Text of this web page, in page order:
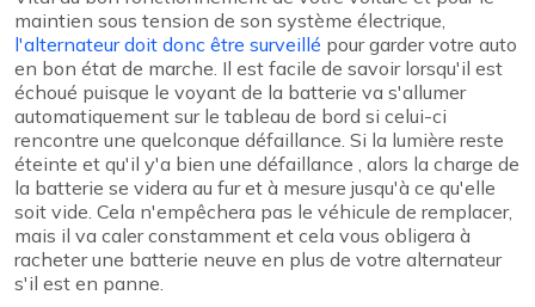
maintien sous tension de son système électrique,
l'alternateur doit donc être surveillé pour garder votre auto
en bon état de marche. Il est facile de savoir lorsqu'il est
échoué puisque le voyant de la batterie va s'allumer
automatiquement sur le tableau de bord si celui-ci
rencontre une quelconque défaillance. Si la lumière reste
éteinte et qu'il y'a bien une défaillance , alors la charge de
la batterie se videra au fur et à mesure jusqu'à ce qu'elle
soit vide. Cela n'empêchera pas le véhicule de remplacer,
mais il va caler constamment et cela vous obligera à
racheter une batterie neuve en plus de votre alternateur
s'il est en panne.